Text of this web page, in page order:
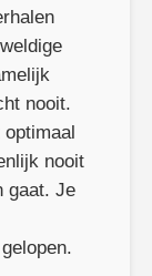
nooit.
nooit
gaat. Je